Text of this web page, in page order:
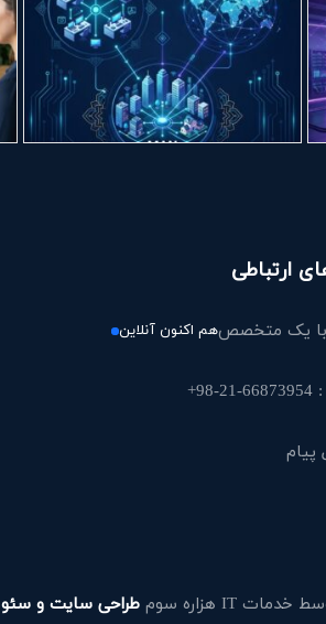
ارتباطی
یک متخصصهم اکنون آنلاین
98+
پیام
طراحی سایت و سئو